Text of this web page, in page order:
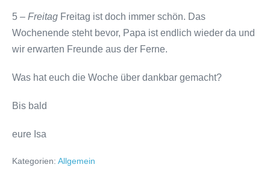
5 – Freitag Freitag ist doch immer schön. Das
Wochenende steht bevor, Papa ist endlich wieder da und
wir erwarten Freunde aus der Ferne.
Was hat euch die Woche über dankbar gemacht?
Bis bald
eure Isa
Kategorien: Allgemein